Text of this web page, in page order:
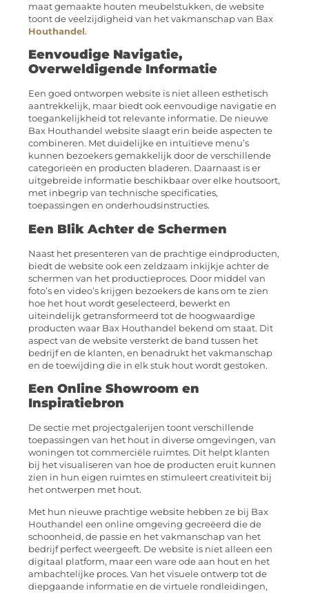
maat gemaakte houten meubelstukken, de website
toont de veelzijdigheid van het vakmanschap van Bax
Houthandel.
Eenvoudige Navigatie,
Overweldigende Informatie
Een goed ontworpen website is niet alleen esthetisch
aantrekkelijk, maar biedt ook eenvoudige navigatie en
toegankelijkheid tot relevante informatie. De nieuwe
Bax Houthandel website slaagt erin beide aspecten te
combineren. Met duidelijke en intuïtieve menu’s
kunnen bezoekers gemakkelijk door de verschillende
categorieën en producten bladeren. Daarnaast is er
uitgebreide informatie beschikbaar over elke houtsoort,
met inbegrip van technische specificaties,
toepassingen en onderhoudsinstructies.
Een Blik Achter de Schermen
Naast het presenteren van de prachtige eindproducten,
biedt de website ook een zeldzaam inkijkje achter de
schermen van het productieproces. Door middel van
foto’s en video’s krijgen bezoekers de kans om te zien
hoe het hout wordt geselecteerd, bewerkt en
uiteindelijk getransformeerd tot de hoogwaardige
producten waar Bax Houthandel bekend om staat. Dit
aspect van de website versterkt de band tussen het
bedrijf en de klanten, en benadrukt het vakmanschap
en de toewijding die in elk stuk hout wordt gestoken.
Een Online Showroom en
Inspiratiebron
De sectie met projectgalerijen toont verschillende
toepassingen van het hout in diverse omgevingen, van
woningen tot commerciële ruimtes. Dit helpt klanten
bij het visualiseren van hoe de producten eruit kunnen
zien in hun eigen ruimtes en stimuleert creativiteit bij
het ontwerpen met hout.
Met hun nieuwe prachtige website hebben ze bij Bax
Houthandel een online omgeving gecreëerd die de
schoonheid, de passie en het vakmanschap van het
bedrijf perfect weergeeft. De website is niet alleen een
digitaal platform, maar een ware ode aan hout en het
ambachtelijke proces. Van het visuele ontwerp tot de
diepgaande informatie en de virtuele rondleidingen,